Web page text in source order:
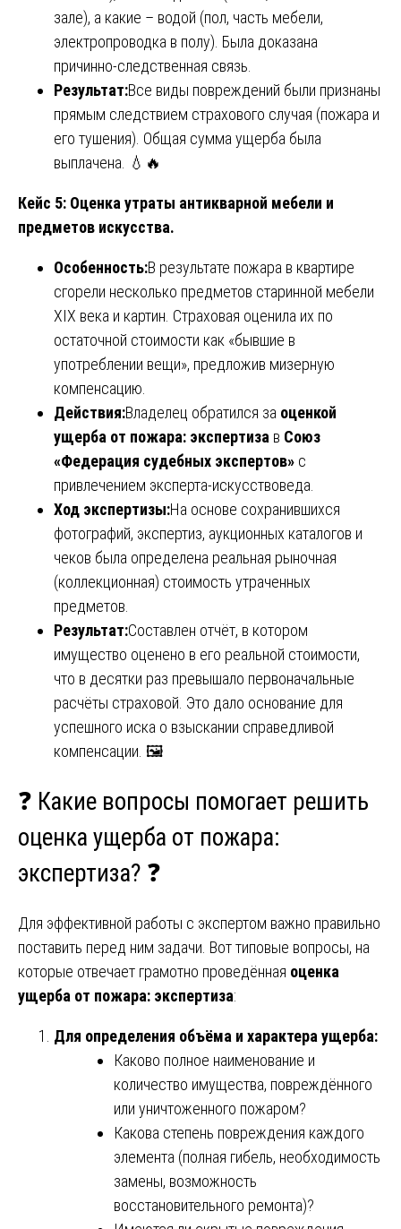
зале), а какие – водой (пол, часть мебели,
электропроводка в полу). Была доказана
причинно-следственная связь.
Результат:Все виды повреждений были признаны
прямым следствием страхового случая (пожара и
его тушения). Общая сумма ущерба была
выплачена. 💧🔥
Кейс 5: Оценка утраты антикварной мебели и
предметов искусства.
Особенность:В результате пожара в квартире
сгорели несколько предметов старинной мебели
XIX века и картин. Страховая оценила их по
остаточной стоимости как «бывшие в
употреблении вещи», предложив мизерную
компенсацию.
Действия:Владелец обратился за оценкой
ущерба от пожара: экспертиза в Союз
«Федерация судебных экспертов» с
привлечением эксперта-искусствоведа.
Ход экспертизы:На основе сохранившихся
фотографий, экспертиз, аукционных каталогов и
чеков была определена реальная рыночная
(коллекционная) стоимость утраченных
предметов.
Результат:Составлен отчёт, в котором
имущество оценено в его реальной стоимости,
что в десятки раз превышало первоначальные
расчёты страховой. Это дало основание для
успешного иска о взыскании справедливой
компенсации. 🖼️
❓ Какие вопросы помогает решить
оценка ущерба от пожара:
экспертиза? ❓
Для эффективной работы с экспертом важно правильно
поставить перед ним задачи. Вот типовые вопросы, на
которые отвечает грамотно проведённая оценка
ущерба от пожара: экспертиза:
Для определения объёма и характера ущерба:
Каково полное наименование и
количество имущества, повреждённого
или уничтоженного пожаром?
Какова степень повреждения каждого
элемента (полная гибель, необходимость
замены, возможность
восстановительного ремонта)?